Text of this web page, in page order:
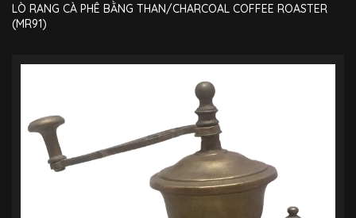
LÒ RANG CÀ PHÊ BẰNG THAN/CHARCOAL COFFEE ROASTER
(MR91)